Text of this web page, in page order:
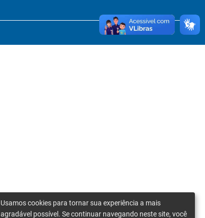
Usamos cookies para tornar sua experiência a mais
agradável possível. Se continuar navegando neste site, você